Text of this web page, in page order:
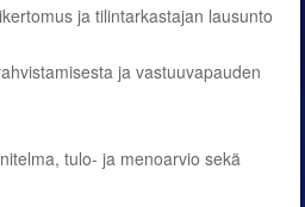
ja tilintarkastajan lausunto
ja vastuuvapauden
tulo- ja menoarvio sekä